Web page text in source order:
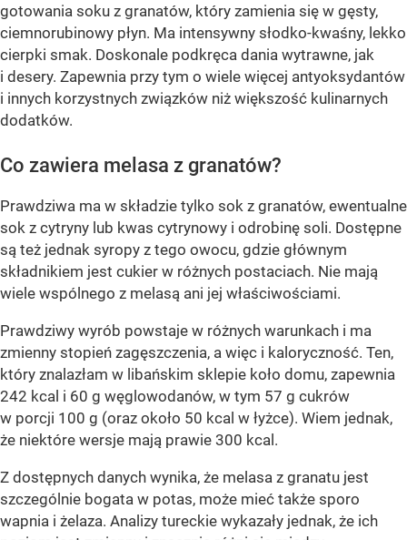
gotowania soku z granatów, który zamienia się w gęsty,
ciemnorubinowy płyn. Ma intensywny słodko-kwaśny, lekko
cierpki smak. Doskonale podkręca dania wytrawne, jak
i desery. Zapewnia przy tym o wiele więcej antyoksydantów
i innych korzystnych związków niż większość kulinarnych
dodatków.
Co zawiera melasa z granatów?
Prawdziwa ma w składzie tylko sok z granatów, ewentualne
sok z cytryny lub kwas cytrynowy i odrobinę soli. Dostępne
są też jednak syropy z tego owocu, gdzie głównym
składnikiem jest cukier w różnych postaciach. Nie mają
wiele wspólnego z melasą ani jej właściwościami.
Prawdziwy wyrób powstaje w różnych warunkach i ma
zmienny stopień zagęszczenia, a więc i kaloryczność. Ten,
który znalazłam w libańskim sklepie koło domu, zapewnia
242 kcal i 60 g węglowodanów, w tym 57 g cukrów
w porcji 100 g (oraz około 50 kcal w łyżce). Wiem jednak,
że niektóre wersje mają prawie 300 kcal.
Z dostępnych danych wynika, że melasa z granatu jest
szczególnie bogata w potas, może mieć także sporo
wapnia i żelaza. Analizy tureckie wykazały jednak, że ich